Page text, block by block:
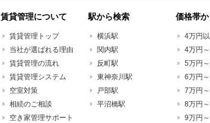
賃貸管理について
賃貸管理トップ
当社が選ばれる理由
賃貸管理の流れ
賃貸管理システム
空室対策
相続のご相談
空き家管理サポート
駅から検索
横浜駅
関内駅
反町駅
東神奈川駅
戸部駅
平沼橋駅
価格帯
4万円
4万円
5万円
6万円
7万円
8万円
9万円